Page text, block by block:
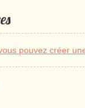
pouvez créer